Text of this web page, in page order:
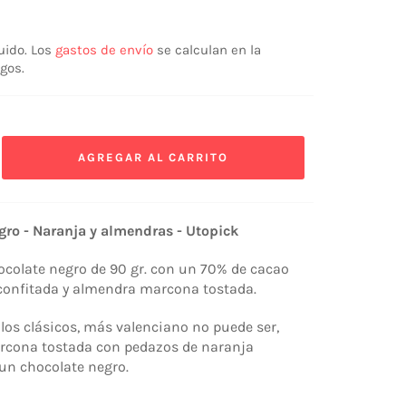
Los gastos de envío se calculan en la
AGREGAR AL CARRITO
- Naranja y almendras - Utopick
negro de 90 gr. con un 70% de cacao
y almendra marcona tostada.
clásicos, más valenciano no puede ser,
tostada con pedazos de naranja
chocolate negro.